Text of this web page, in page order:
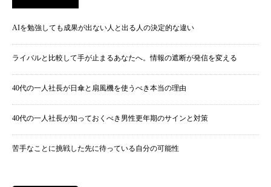
AIを勉強しても成果が出ない人と出る人の決定的な違い
ライバルと比較して手が止まるあなたへ。情報の遮断が発信を変える
40代の一人社長が日傘と扇風機を使うべき本当の理由
40代の一人社長が知っておくべき男性更年期のサインと対策
苦手なことに挑戦した先に待っている自分の可能性